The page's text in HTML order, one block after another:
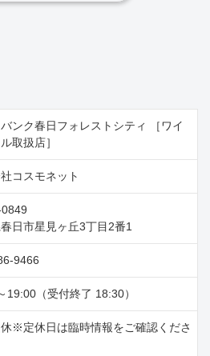
ンク春日フォレストシティ ［ワイ
取扱店］
コスモネット
日市星見ヶ丘3丁目2番1
9466
19:00（受付終了 18:30）
休※定休日は臨時情報をご確認くださ